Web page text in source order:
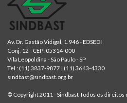
Av. Dr. Gastão Vidigal, 1.946 - EDSED I
Conj. 12 - CEP: 05314-000
Vila Leopoldina - São Paulo - SP
Tel.: (11) 3837-9877 | (11) 3643-4330
sindbast@sindbast.org.br
© Copyright 2011 - Sindbast Todos os direitos